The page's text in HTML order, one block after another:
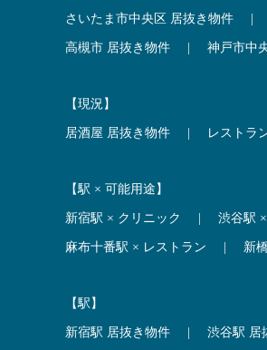
さいたま市中央区 居抜き物件
高槻市 居抜き物件 神戸市中
【現況】
居酒屋 居抜き物件 レストラ
【駅 × 可能用途】
新宿駅 × クリニック 渋谷駅
麻布十番駅 × レストラン 新
【駅】
新宿駅 居抜き物件 渋谷駅 居